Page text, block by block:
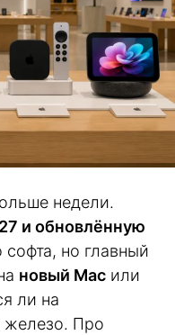
недели.
и обновлённую
софта, но главный
новый Mac или
ли на
железо. Про